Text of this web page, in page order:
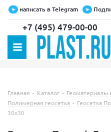
написать в Telegram
+7 (495) 479-00-00
Главная - Каталог - Геоматериалы
Полимерная геосетка - Геосетка
30х30